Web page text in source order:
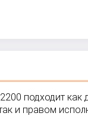
подходит
и правом